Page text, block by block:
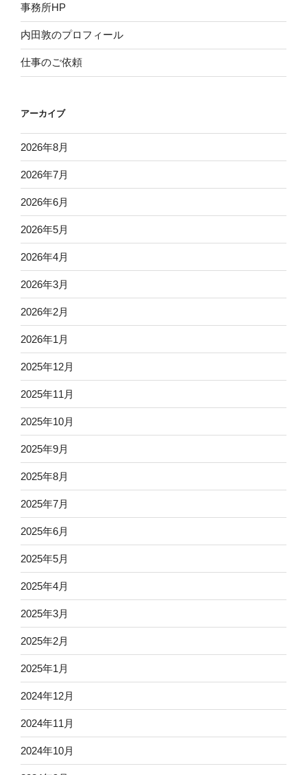
事務所HP
内田敦のプロフィール
仕事のご依頼
アーカイブ
2026年8月
2026年7月
2026年6月
2026年5月
2026年4月
2026年3月
2026年2月
2026年1月
2025年12月
2025年11月
2025年10月
2025年9月
2025年8月
2025年7月
2025年6月
2025年5月
2025年4月
2025年3月
2025年2月
2025年1月
2024年12月
2024年11月
2024年10月